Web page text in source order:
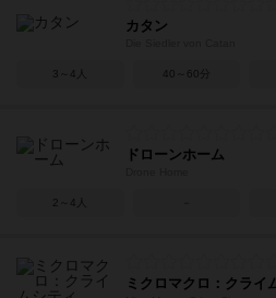
カタン
3～4人 40～60分
ドローンホーム
2～4人
ミクロマクロ：クライ